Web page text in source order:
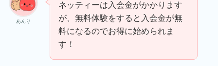
あんり
ネッティーは入会金がかかります
が、無料体験をすると入会金が無
料になるのでお得に始められま
す！